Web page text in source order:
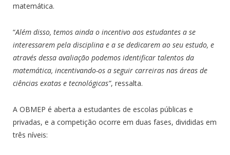
matemática.
“Além disso, temos ainda o incentivo aos estudantes a se
interessarem pela disciplina e a se dedicarem ao seu estudo, e
através dessa avaliação podemos identificar talentos da
matemática, incentivando-os a seguir carreiras nas áreas de
ciências exatas e tecnológicas”, ressalta.
A OBMEP é aberta a estudantes de escolas públicas e
privadas, e a competição ocorre em duas fases, divididas em
três níveis: